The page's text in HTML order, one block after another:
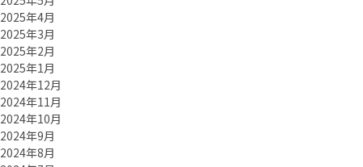
2025年4月
2025年3月
2025年2月
2025年1月
2024年12月
2024年11月
2024年10月
2024年9月
2024年8月